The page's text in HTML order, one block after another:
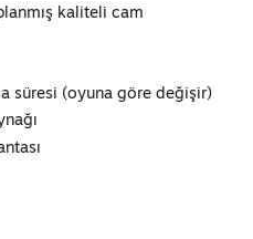
kaliteli cam
süresi (oyuna göre değişir)